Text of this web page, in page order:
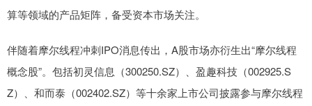
算等领域的产品矩阵，备受资本市场关注。
伴随着摩尔线程冲刺IPO消息传出，A股市场亦衍生出“摩尔线程
概念股”。包括初灵信息（300250.SZ）、盈趣科技（002925.S
Z）、和而泰（002402.SZ）等十余家上市公司披露参与摩尔线程